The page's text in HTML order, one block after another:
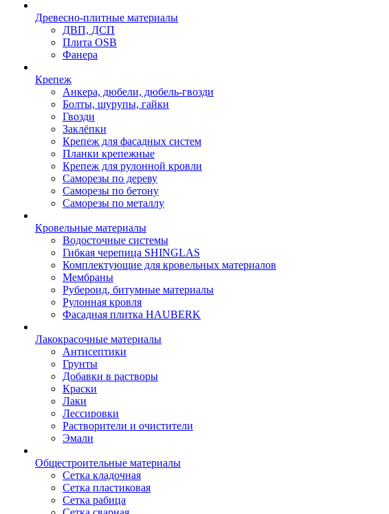
Древесно-плитные материалы
ДВП, ДСП
Плита OSB
Фанера
Крепеж
Анкера, дюбели, дюбель-гвозди
Болты, шурупы, гайки
Гвозди
Заклёпки
Крепеж для фасадных систем
Планки крепежные
Крепеж для рулонной кровли
Саморезы по дереву
Саморезы по бетону
Саморезы по металлу
Кровельные материалы
Водосточные системы
Гибкая черепица SHINGLAS
Комплектующие для кровельных материалов
Мембраны
Рубероид, битумные материалы
Рулонная кровля
Фасадная плитка HAUBERK
Лакокрасочные материалы
Антисептики
Грунты
Добавки в растворы
Краски
Лаки
Лессировки
Растворители и очистители
Эмали
Общестроительные материалы
Сетка кладочная
Сетка пластиковая
Сетка рабица